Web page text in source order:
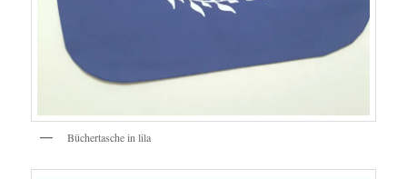
Büchertasche in lila